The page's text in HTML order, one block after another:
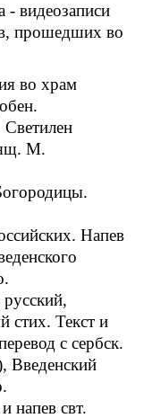
- видеозаписи
прошедших во
во храм
Светилен
М.
Напев
стих. Текст и
с сербск.
Введенский
напев свт.